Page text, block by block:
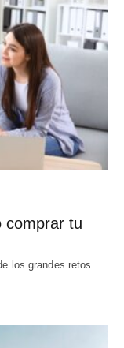
comprar tu
los grandes retos